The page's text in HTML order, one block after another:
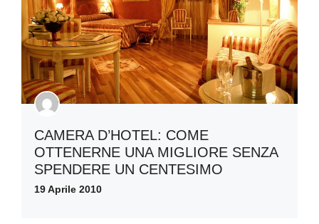
CAMERA D’HOTEL: COME
OTTENERNE UNA MIGLIORE SENZA
SPENDERE UN CENTESIMO
19 Aprile 2010